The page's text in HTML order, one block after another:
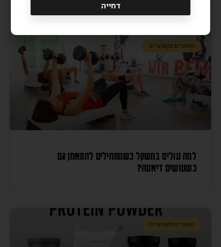
מאמרים מקצועיים
למה עולים במשקל כשמתחילים להתאמן גם
כשעושים דיאטה?
מאמרים מקצועיים
דחייה